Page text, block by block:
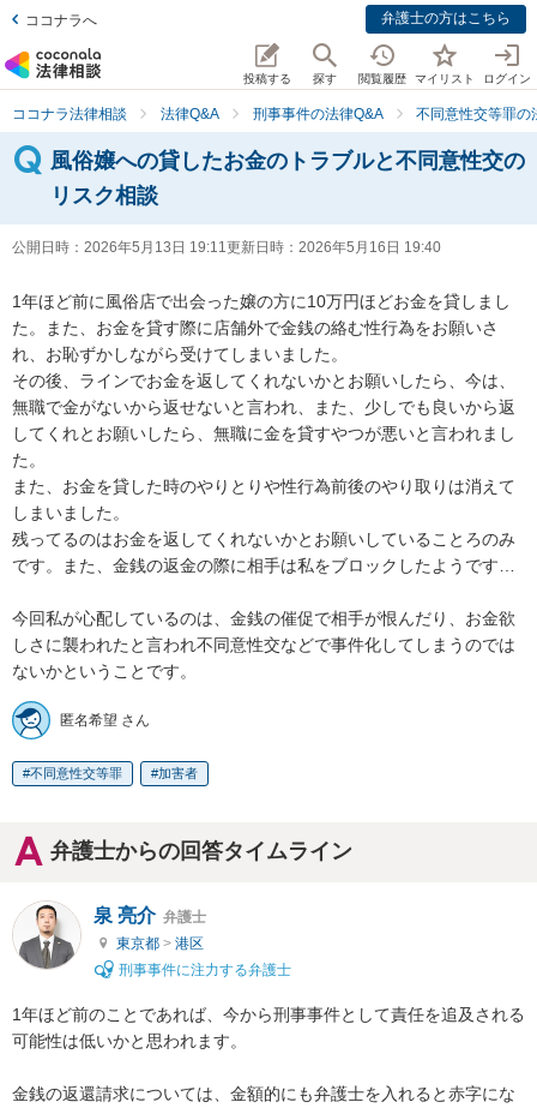
ココナラへ 弁護士の方はこちら
投稿する 探す 閲覧履歴 マイリスト ログイン
ココナラ法律相談 法律Q&A 刑事事件の法律Q&A 不同意性交等罪の
風俗嬢への貸したお金のトラブルと不同意性交の
リスク相談
公開日時： 2026年5月13日 19:11更新日時： 2026年5月16日 19:40
1年ほど前に風俗店で出会った嬢の方に10万円ほどお金を貸しまし
た。また、お金を貸す際に店舗外で金銭の絡む性行為をお願いさ
れ、お恥ずかしながら受けてしまいました。
その後、ラインでお金を返してくれないかとお願いしたら、今は、
無職で金がないから返せないと言われ、また、少しでも良いから返
してくれとお願いしたら、無職に金を貸すやつが悪いと言われまし
た。
また、お金を貸した時のやりとりや性行為前後のやり取りは消えて
しまいました。
残ってるのはお金を返してくれないかとお願いしていることろのみ
です。また、金銭の返金の際に相手は私をブロックしたようです…
今回私が心配しているのは、金銭の催促で相手が恨んだり、お金欲
しさに襲われたと言われ不同意性交などで事件化してしまうのでは
ないかということです。
匿名希望 さん
不同意性交等罪 加害者
弁護士からの回答タイムライン
泉 亮介 弁護士
東京都 > 港区
刑事事件に注力する弁護士
1年ほど前のことであれば、今から刑事事件として責任を追及される
可能性は低いかと思われます。
金銭の返還請求については、金額的にも弁護士を入れると赤字にな